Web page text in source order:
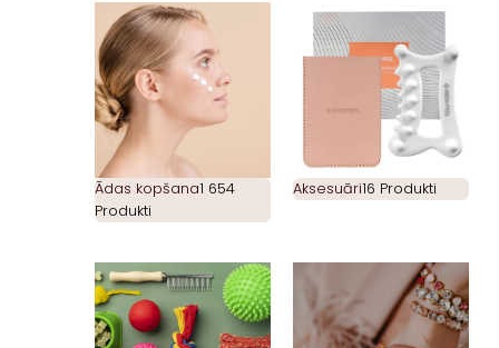
Ādas kopšana1 654
Produkti
Aksesuāri16 Produkti